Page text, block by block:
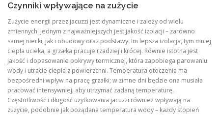
Czynniki wpływające na zużycie
Zużycie energii przez jacuzzi jest dynamiczne i zależy od wielu
zmiennych. Jednym z najważniejszych jest jakość izolacji – zarówno
samej niecki, jak i obudowy oraz podstawy. Im lepsza izolacja, tym mniej
ciepła ucieka, a grzałka pracuje rzadziej i krócej. Równie istotna jest
jakość i dopasowanie pokrywy termicznej, która zapobiega parowaniu
wody i utracie ciepła z powierzchni. Temperatura otoczenia ma
bezpośredni wpływ na pracę grzałki; w zimne dni będzie ona musiała
pracować intensywniej, aby utrzymać zadaną temperaturę.
Częstotliwość i długość użytkowania jacuzzi również wpływają na
zużycie, podobnie jak pożądana temperatura wody – każdy stopień